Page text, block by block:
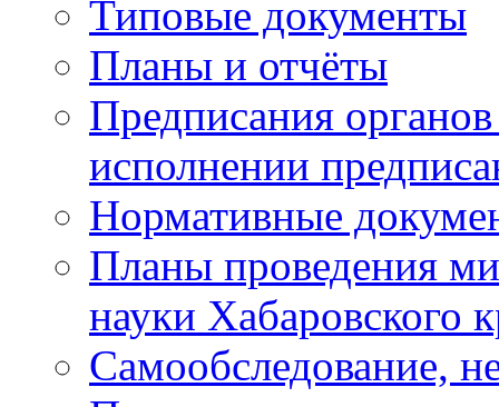
Типовые документы
Планы и отчёты
Предписания
исполнении
Нормативные
Планы проведения
науки Хабаровского
Самообследование,